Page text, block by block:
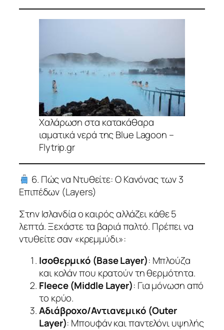
Χαλάρωση στα κατακάθαρα
ιαματικά νερά της Blue Lagoon –
Flytrip.gr
6. Πώς να Ντυθείτε: Ο Κανόνας των 3
Επιπέδων (Layers)
Στην Ισλανδία ο καιρός αλλάζει κάθε 5
λεπτά. Ξεχάστε τα βαριά παλτό. Πρέπει να
ντυθείτε σαν «κρεμμύδι»:
Ισοθερμικό (Base Layer): Μπλούζα
και κολάν που κρατούν τη θερμότητα.
Fleece (Middle Layer): Για μόνωση από
το κρύο.
Αδιάβροχο/Αντιανεμικό (Outer
Layer): Μπουφάν και παντελόνι υψηλής